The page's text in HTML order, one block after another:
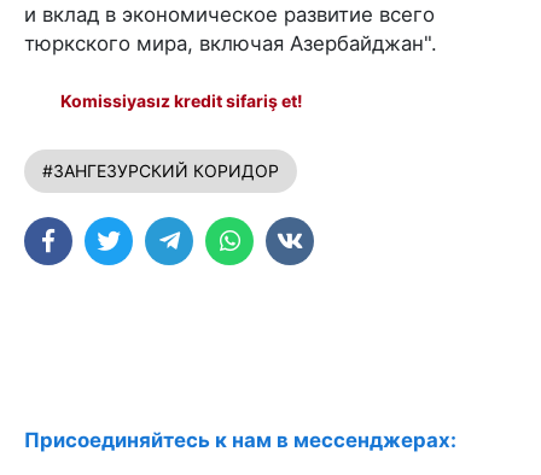
и вклад в экономическое развитие всего
тюркского мира, включая Азербайджан".
Komissiyasız kredit sifariş et!
#ЗАНГЕЗУРСКИЙ КОРИДОР
Присоединяйтесь к нам в мессенджерах: